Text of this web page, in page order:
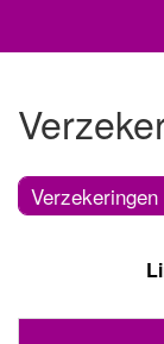
Verzekeringen